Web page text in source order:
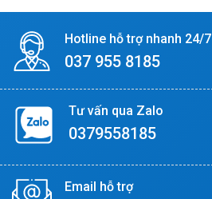
Hotline hỗ trợ nhanh 24/7
037 955 8185
Tư vấn qua Zalo
0379558185
Email hỗ trợ